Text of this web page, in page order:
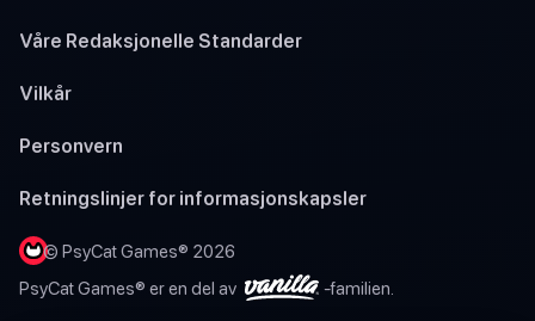
Våre Redaksjonelle Standarder
Vilkår
Personvern
Retningslinjer for informasjonskapsler
© PsyCat Games® 2026
PsyCat Games® er en del av
-familien.